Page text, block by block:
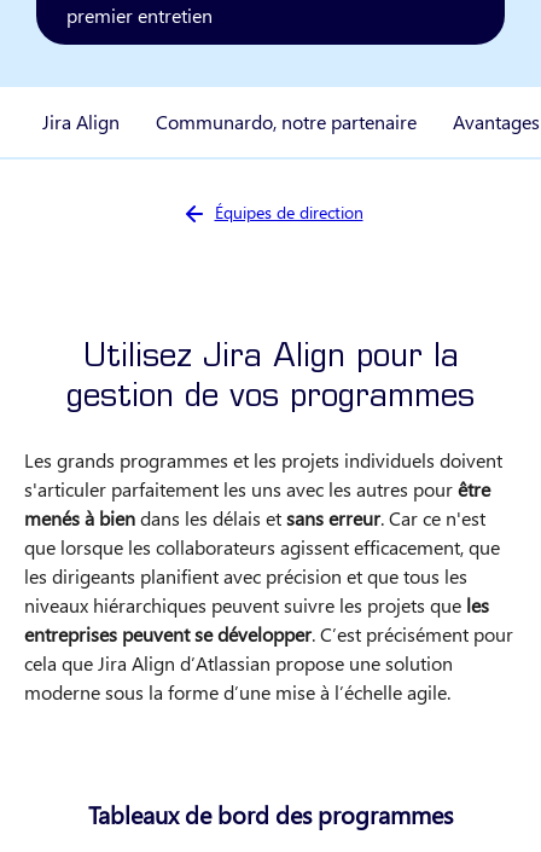
premier entretien
Jira Align Communardo, notre partenaire Avantages
Vous êtes ici :
Équipes de direction
Utilisez Jira Align pour la
gestion de vos programmes
Les grands programmes et les projets individuels doivent
s'articuler parfaitement les uns avec les autres pourêtre
menés à biendans les délais etsans erreur. Car ce n'est
que lorsque les collaborateurs agissent efficacement, que
les dirigeants planifient avec précision et que tous les
niveaux hiérarchiques peuvent suivre les projets que les
entreprises peuvent se développer. C’est précisément pour
cela que Jira Align d’Atlassian propose une solution
moderne sous la forme d’une mise à l’échelle agile.
Tableaux de bord des programmes